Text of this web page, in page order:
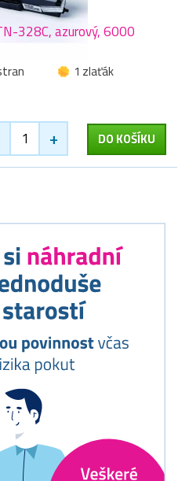
328C, azurový, 6000
1 zlaťák
+ DO KOŠÍKU